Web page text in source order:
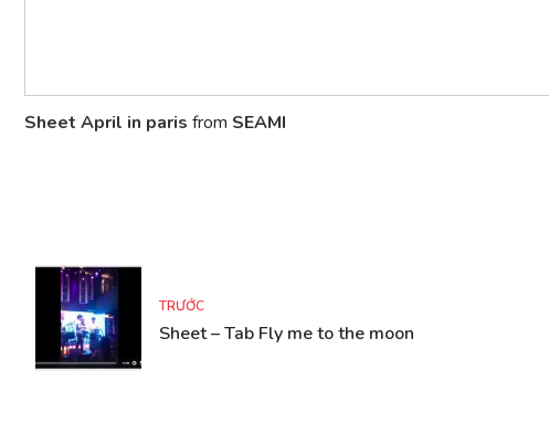
Sheet April in paris from SEAMI
TRƯỚC
Sheet – Tab Fly me to the moon